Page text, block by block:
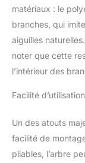
matériaux : le
branches, qui
aiguilles
noter que cette
l’intérieur des
Facilité
Un des atouts
facilité de
pliables, l’arbre